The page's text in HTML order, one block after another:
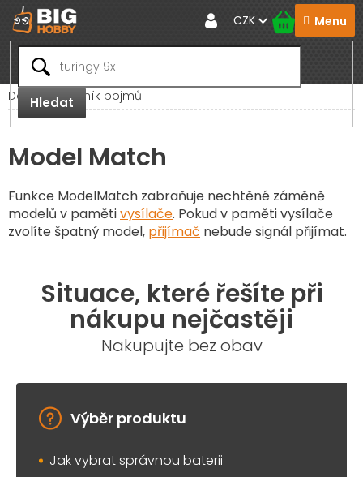
Přejít
na
obsah
Hledat
CZK
Domů Slovník pojmů
Model Match
Funkce ModelMatch zabraňuje nechtěné záměně
modelů v pamětivysílače. Pokud v paměti vysílače
zvolíte špatný model, přijímač nebude signál přijímat.
Situace, které řešíte při
nákupu nejčastěji
Nakupujte bez obav
Výběr produktu
Jak vybrat správnou baterii